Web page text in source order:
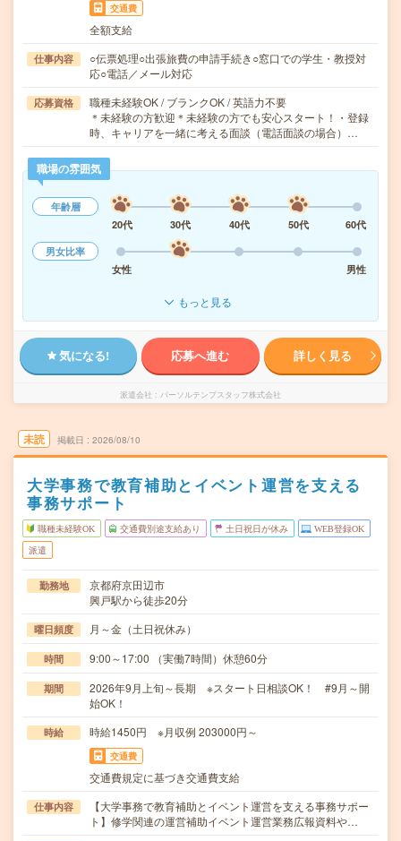
交通費
全額支給
仕事内容
○伝票処理○出張旅費の申請手続き○窓口での学生・教授対
応○電話／メール対応
応募資格
職種未経験OK / ブランクOK / 英語力不要
＊未経験の方歓迎＊未経験の方でも安心スタート！・登録
時、キャリアを一緒に考える面談（電話面談の場合）…
職場の雰囲気
年齢層
20代
30代 40代 50代
60代
男女比率
女性
男性
もっと見る
気になる! 応募へ進む 詳しく見る
派遣会社 パーソルテンプスタッフ株式会社
未読 掲載日 2026/08/10
大学事務で教育補助とイベント運営を支える
事務サポート
職種未経験OK 交通費別途支給あり 土日祝日が休み WEB登録OK
派遣
勤務地
京都府京田辺市
興戸駅から徒歩20分
曜日頻度 月～金（土日祝休み）
時間 9:00～17:00 （実働7時間）休憩60分
期間
2026年9月上旬～長期 ※スタート日相談OK！ #9月～開
始OK！
時給 時給1450円 ※月収例 203000円～
交通費
交通費規定に基づき交通費支給
仕事内容
【大学事務で教育補助とイベント運営を支える事務サポー
ト】修学関連の運営補助イベント運営業務広報資料や…